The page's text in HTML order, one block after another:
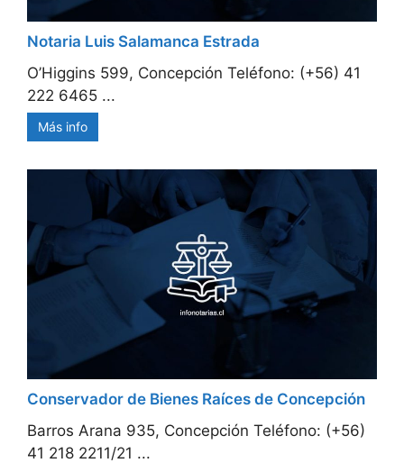
Notaria Luis Salamanca Estrada
O’Higgins 599, Concepción Teléfono: (+56) 41
222 6465 ...
Más info
Conservador de Bienes Raíces de Concepción
Barros Arana 935, Concepción Teléfono: (+56)
41 218 2211/21 ...